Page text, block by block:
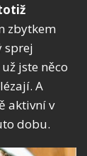
zbytkem
sprej
jste něco
A
aktivní v
dobu.